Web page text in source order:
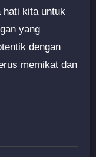
hati kita untuk
yang
dengan
memikat dan